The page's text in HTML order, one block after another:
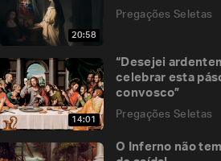
20:58
Pregações Seletas
14:01
“Desejei
celebrar esta
convosco”
Pregações Seletas
O Inferno não